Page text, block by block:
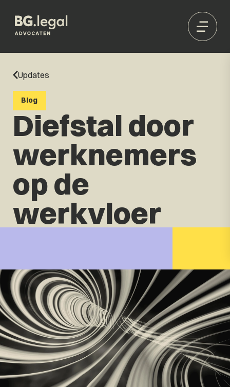
Updates
Blog
Diefstal door
werknemers
op de
werkvloer